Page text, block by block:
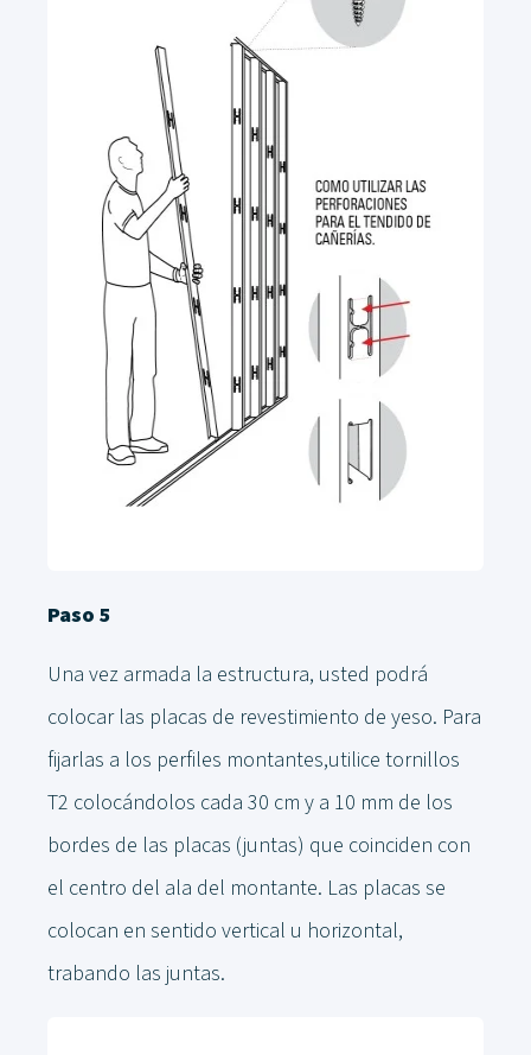
Paso 5
Una vez armada la estructura, usted podrá
colocar las placas de revestimiento de yeso. Para
fijarlas a los perfiles montantes,utilice tornillos
T2 colocándolos cada 30 cm y a 10 mm de los
bordes de las placas (juntas) que coinciden con
el centro del ala del montante. Las placas se
colocan en sentido vertical u horizontal,
trabando las juntas.